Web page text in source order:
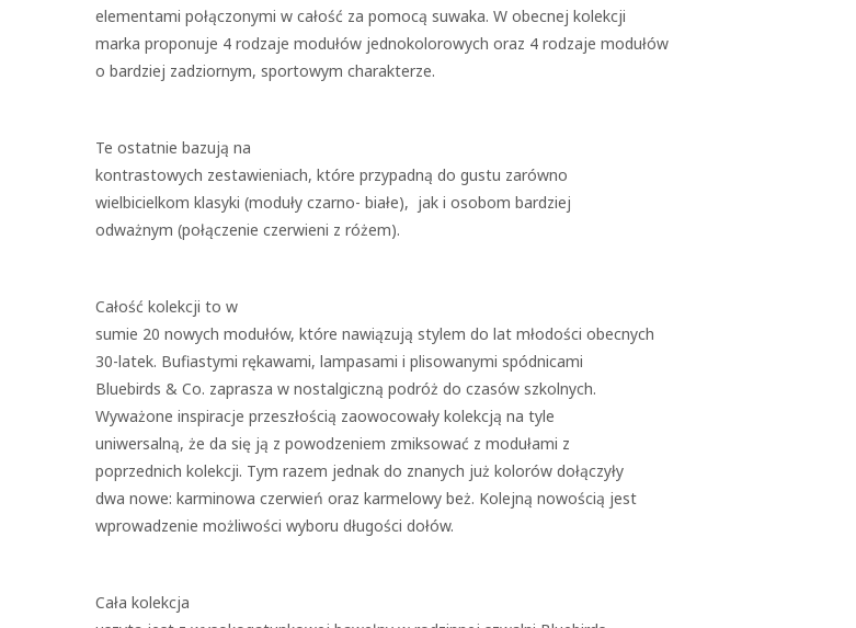
elementami połączonymi w całość za pomocą suwaka. W obecnej kolekcji
marka proponuje 4 rodzaje modułów jednokolorowych oraz 4 rodzaje modułów
o bardziej zadziornym, sportowym charakterze.
Te ostatnie bazują na
kontrastowych zestawieniach, które przypadną do gustu zarówno
wielbicielkom klasyki (moduły czarno- białe), jak i osobom bardziej
odważnym (połączenie czerwieni z różem).
Całość kolekcji to w
sumie 20 nowych modułów, które nawiązują stylem do lat młodości obecnych
30-latek. Bufiastymi rękawami, lampasami i plisowanymi spódnicami
Bluebirds & Co. zaprasza w nostalgiczną podróż do czasów szkolnych.
Wyważone inspiracje przeszłością zaowocowały kolekcją na tyle
uniwersalną, że da się ją z powodzeniem zmiksować z modułami z
poprzednich kolekcji. Tym razem jednak do znanych już kolorów dołączyły
dwa nowe: karminowa czerwień oraz karmelowy beż. Kolejną nowością jest
wprowadzenie możliwości wyboru długości dołów.
Cała kolekcja